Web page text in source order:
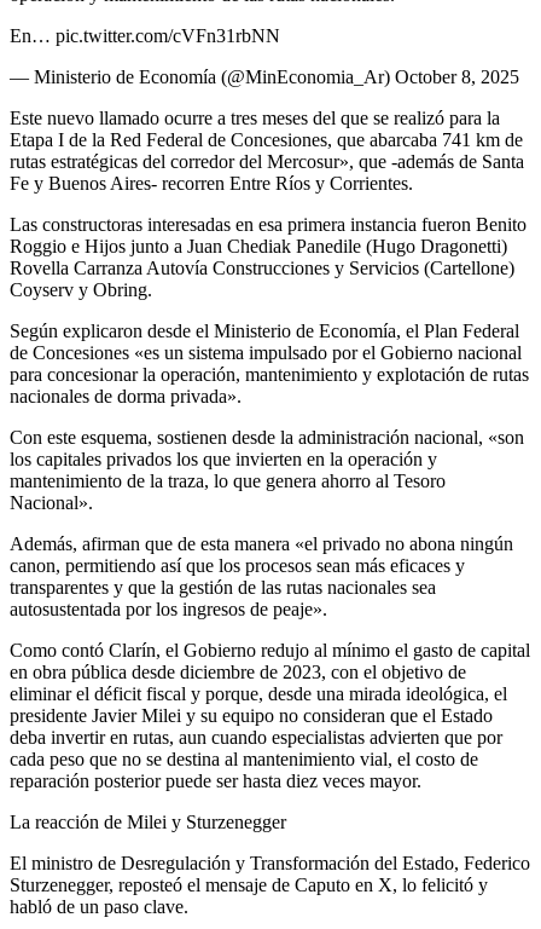
En… pic.twitter.com/cVFn31rbNN
— Ministerio de Economía (@MinEconomia_Ar) October 8, 2025
Este nuevo llamado ocurre a tres meses del que se realizó para la
Etapa I de la Red Federal de Concesiones, que abarcaba 741 km de
rutas estratégicas del corredor del Mercosur», que -además de Santa
Fe y Buenos Aires- recorren Entre Ríos y Corrientes.
Las constructoras interesadas en esa primera instancia fueron Benito
Roggio e Hijos junto a Juan Chediak Panedile (Hugo Dragonetti)
Rovella Carranza Autovía Construcciones y Servicios (Cartellone)
Coyserv y Obring.
Según explicaron desde el Ministerio de Economía, el Plan Federal
de Concesiones «es un sistema impulsado por el Gobierno nacional
para concesionar la operación, mantenimiento y explotación de rutas
nacionales de dorma privada».
Con este esquema, sostienen desde la administración nacional, «son
los capitales privados los que invierten en la operación y
mantenimiento de la traza, lo que genera ahorro al Tesoro
Nacional».
Además, afirman que de esta manera «el privado no abona ningún
canon, permitiendo así que los procesos sean más eficaces y
transparentes y que la gestión de las rutas nacionales sea
autosustentada por los ingresos de peaje».
Como contó Clarín, el Gobierno redujo al mínimo el gasto de capital
en obra pública desde diciembre de 2023, con el objetivo de
eliminar el déficit fiscal y porque, desde una mirada ideológica, el
presidente Javier Milei y su equipo no consideran que el Estado
deba invertir en rutas, aun cuando especialistas advierten que por
cada peso que no se destina al mantenimiento vial, el costo de
reparación posterior puede ser hasta diez veces mayor.
La reacción de Milei y Sturzenegger
El ministro de Desregulación y Transformación del Estado, Federico
Sturzenegger, reposteó el mensaje de Caputo en X, lo felicitó y
habló de un paso clave.